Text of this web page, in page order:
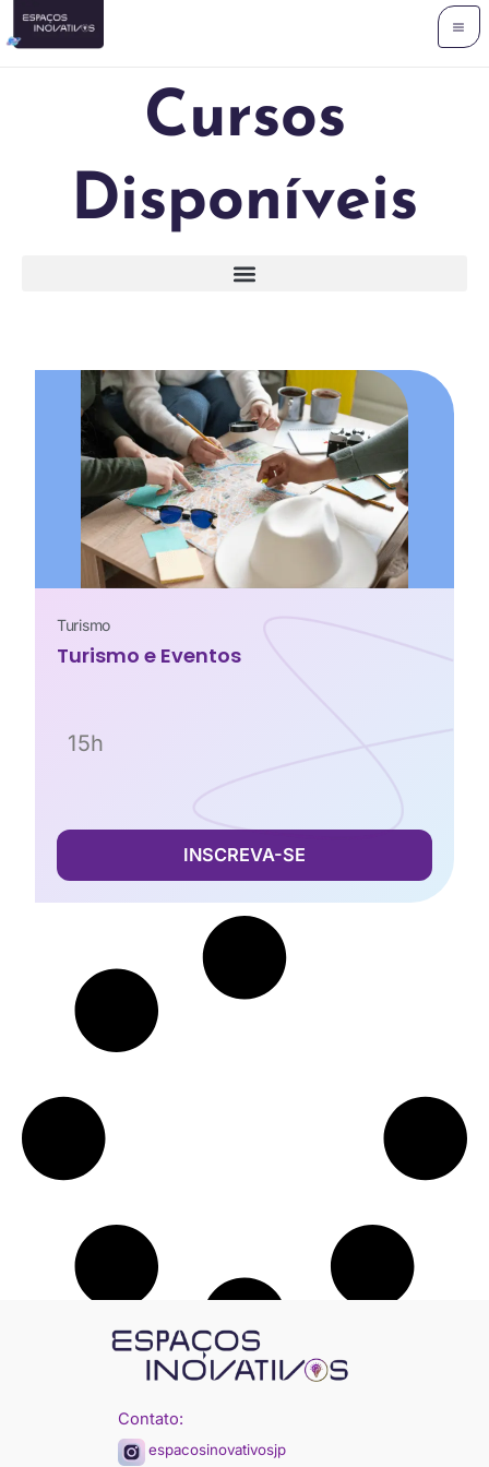
para
Cursos
Disponíveis
Turismo
Turismo e Eventos
15h
INSCREVA-SE
Contato:
espacosinovativosjp